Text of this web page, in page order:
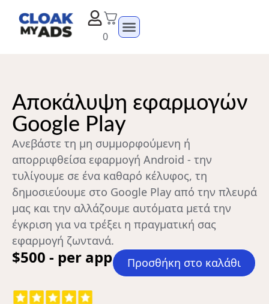
0
Αποκάλυψη εφαρμογών
Google Play
Ανεβάστε τη μη συμμορφούμενη ή
απορριφθείσα εφαρμογή Android - την
τυλίγουμε σε ένα καθαρό κέλυφος, τη
δημοσιεύουμε στο Google Play από την πλευρά
μας και την αλλάζουμε αυτόματα μετά την
έγκριση για να τρέξει η πραγματική σας
εφαρμογή ζωντανά.
$500 - per app Προσθήκη στο καλάθι